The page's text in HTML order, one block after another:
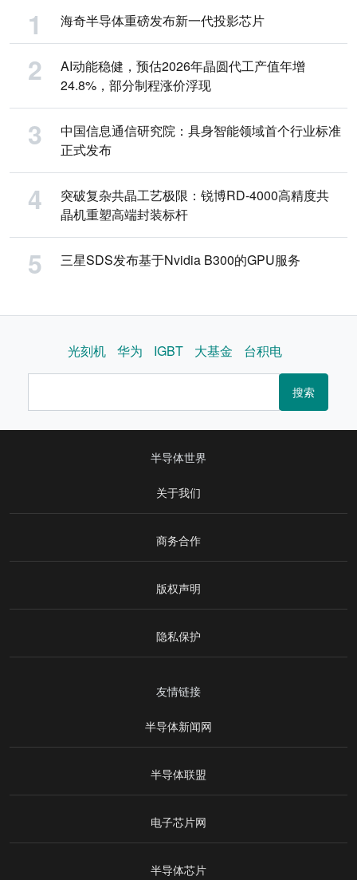
海奇半导体重磅发布新一代投影芯片
AI动能稳健，预估2026年晶圆代工产值年增
24.8%，部分制程涨价浮现
中国信息通信研究院：具身智能领域首个行业标准
正式发布
突破复杂共晶工艺极限：锐博RD-4000高精度共
晶机重塑高端封装标杆
三星SDS发布基于Nvidia B300的GPU服务
光刻机 华为 IGBT 大基金 台积电
搜索
半导体世界
关于我们
商务合作
版权声明
隐私保护
友情链接
半导体新闻网
半导体联盟
电子芯片网
半导体芯片